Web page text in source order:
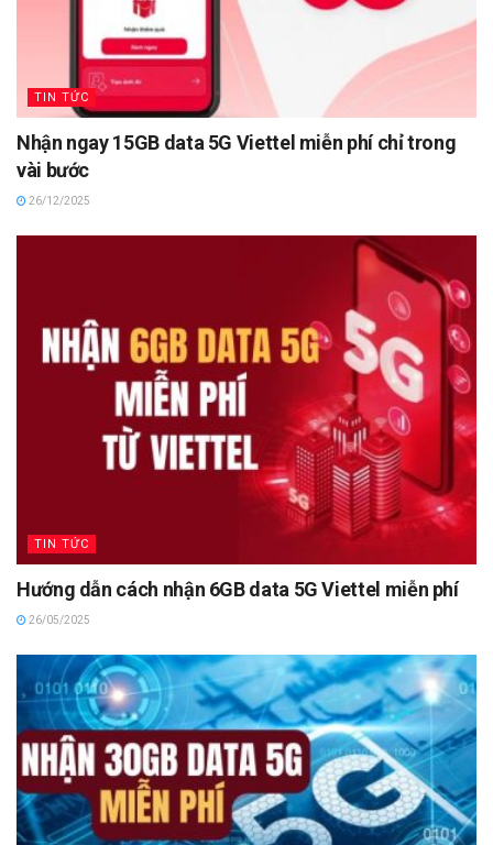
TIN TỨC
Nhận ngay 15GB data 5G Viettel miễn phí chỉ trong
vài bước
26/12/2025
TIN TỨC
Hướng dẫn cách nhận 6GB data 5G Viettel miễn phí
26/05/2025